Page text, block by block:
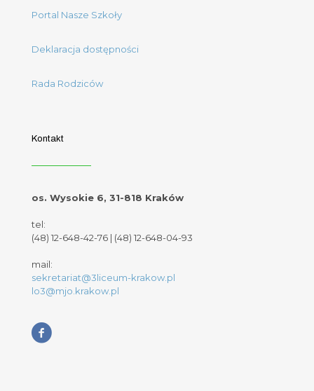
Portal Nasze Szkoły
Deklaracja dostępności
Rada Rodziców
Kontakt
os. Wysokie 6, 31-818 Kraków
tel:
(48) 12-648-42-76 | (48) 12-648-04-93
mail:
sekretariat@3liceum-krakow.pl
lo3@mjo.krakow.pl